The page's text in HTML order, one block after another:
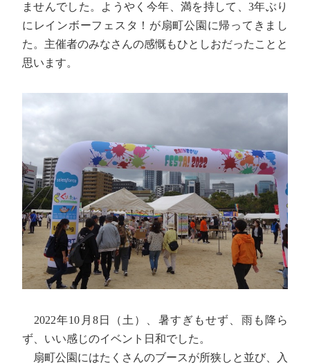
ませんでした。ようやく今年、満を持して、3年ぶり
にレインボーフェスタ！が扇町公園に帰ってきまし
た。主催者のみなさんの感慨もひとしおだったことと
思います。
2022年10月8日（土）、暑すぎもせず、雨も降ら
ず、いい感じのイベント日和でした。
扇町公園にはたくさんのブースが所狭しと並び、入